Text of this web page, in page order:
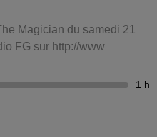
Magician du samedi 21
FG sur http://www
1 h